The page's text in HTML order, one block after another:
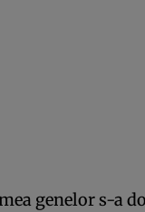
genelor s-a